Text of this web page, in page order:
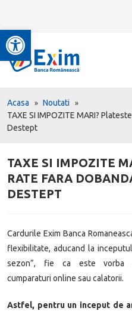
Deschide bara
Acasa
Noutati
TAXE SI IMPOZITE MARI?
Destept
TAXE SI IMPOZITE
RATE FARA
DESTEPT
Cardurile Exim Banca
flexibilitate, aducand la
sezon”, fie ca este vorba
cumparaturi online sau calatorii.
Astfel, pentru un inceput de